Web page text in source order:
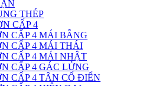
THÉP
CẤP 4
CẤP 4 MÁI BẰNG
CẤP 4 MÁI THÁI
CẤP 4 MÁI NHẬT
CẤP 4 GÁC LỬNG
CẤP 4 TÂN CỔ ĐIỂN